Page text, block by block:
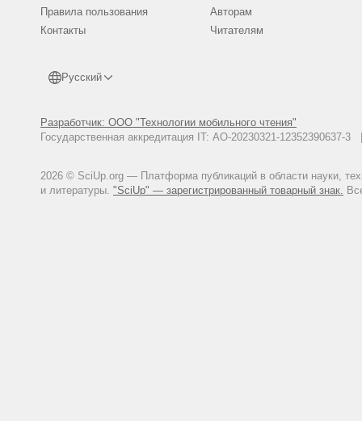
Правила пользования
Контакты
Русский
Разработчик: ООО "Технологии мобильного чтения"
Государственная аккредитация IT: АО-20230321-
2026 © SciUp.org — Платформа публикаций в области науки,
и литературы. "SciUp" — зарегистрированный товарный знак.
Авторам
Читателям